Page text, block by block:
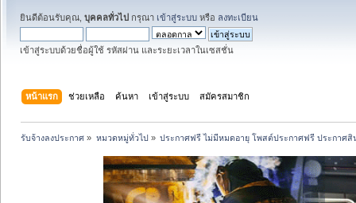
ยินดีต้อนรับคุณ, บุคคลทั่วไป กรุณา เข้าสู่ระบบ หรือ ลงทะเบียน
เข้าสู่ระบบด้วยชื่อผู้ใช้ รหัสผ่าน และระยะเวลาในเซสชั่น
หน้าแรก ช่วยเหลือ ค้นหา เข้าสู่ระบบ สมัครสมาชิก
รับจ้างลงประกาศ » หมวดหมู่ทั่วไป» ประกาศฟรี ไม่มีหมดอายุ โพสต์ประกาศฟรี ประกาศ